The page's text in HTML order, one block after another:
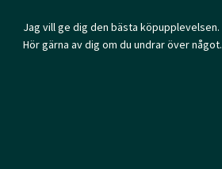
Jag vill ge dig den bästa köpupplevelsen.
Hör gärna av dig om du undrar över något.